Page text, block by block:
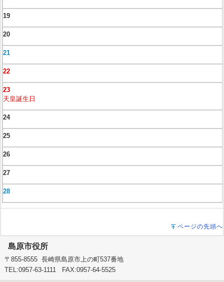
19
20
21
22
23
天皇誕生日
24
25
26
27
28
ページの先頭へ
島原市役所
〒855-8555 長崎県島原市上の町537番地
TEL:0957-63-1111 FAX:0957-64-5525